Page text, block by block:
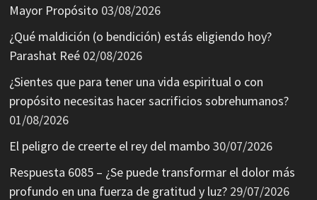
Mayor Propósito 03/08/2026
¿Qué maldición (o bendición) estás eligiendo hoy?
Parashat Reé 02/08/2026
¿Sientes que para tener una vida espiritual o con
propósito necesitas hacer sacrificios sobrehumanos?
01/08/2026
El peligro de creerte el rey del mambo 30/07/2026
Respuesta 6085 – ¿Se puede transformar el dolor más
profundo en una fuerza de gratitud y luz? 29/07/2026